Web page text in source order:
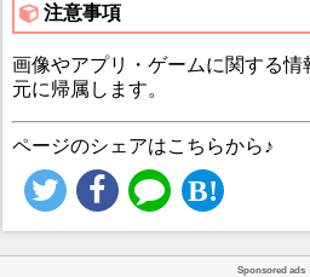
注意事項
画像やアプリ・ゲームに関する
元に帰属します。
ページのシェアはこちらから♪
Sponsored ads